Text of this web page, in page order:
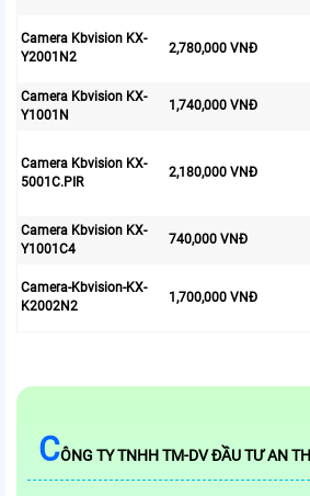
Camera Kbvision KX-
Y2001N2
2,780,000 VNĐ
Camera Kbvision KX-
Y1001N
1,740,000 VNĐ
Camera Kbvision KX-
5001C.PIR
2,180,000 VNĐ
Camera Kbvision KX-
Y1001C4
740,000 VNĐ
Camera-Kbvision-KX-
K2002N2
1,700,000 VNĐ
CÔNG TY TNHH TM-DV ĐẦU TƯ AN